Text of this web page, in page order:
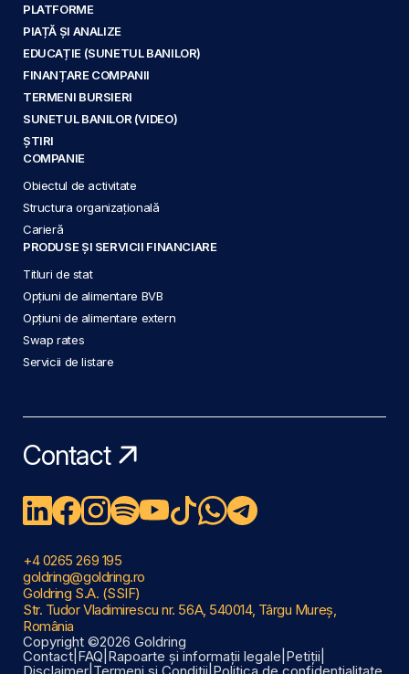
PLATFORME
PIAȚĂ ȘI ANALIZE
EDUCAȚIE (SUNETUL BANILOR)
FINANȚARE COMPANII
TERMENI BURSIERI
SUNETUL BANILOR (VIDEO)
ȘTIRI
COMPANIE
Obiectul de activitate
Structura organizațională
Carieră
PRODUSE ȘI SERVICII FINANCIARE
Titluri de stat
Opțiuni de alimentare BVB
Opțiuni de alimentare extern
Swap rates
Servicii de listare
Contact
+4 0265 269 195
goldring@goldring.ro
Goldring S.A. (SSIF)
Str. Tudor Vladimirescu nr. 56A, 540014, Târgu Mureș,
România
Copyright ©2026 Goldring
Contact FAQ Rapoarte și informații legale Petiții